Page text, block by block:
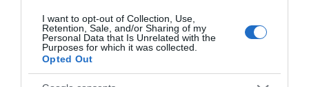
I want to opt-out of Collection, Use,
Retention, Sale, and/or Sharing of my
Personal Data that Is Unrelated with the
Purposes for which it was collected.
Opted Out